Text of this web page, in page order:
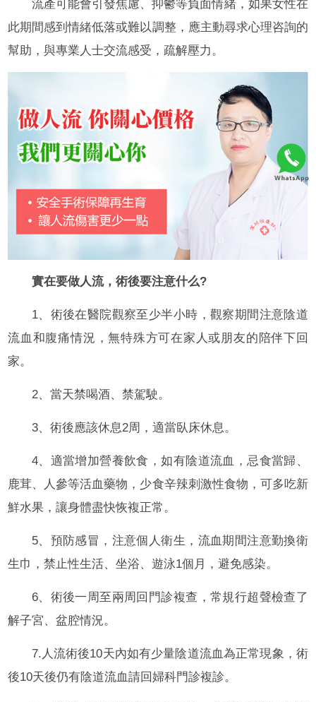
流產可能會引發焦慮、抑鬱等負面情緒，如果女性在
此期間感到情緒低落或難以調整，應主動尋求心理咨詢的
幫助，與專業人士交流感受，疏解壓力。
實在要做人流，術後要注意什么?
1、術後在醫院觀察至少半小時，觀察期間注意陰道
流血和腹痛情況，無特殊方可在家人或朋友的陪伴下回
家。
2、當天禁喝酒、禁駕駛。
3、術後應該休息2周，適當臥床休息。
4、適當增加營養飲食，如有陰道流血，忌食當歸、
鹿茸、人參等活血藥物，少食辛辣刺激性食物，可多吃新
鮮水果，讓身體盡快恢複正常。
5、預防感冒，注意個人衛生，流血期間注意勤換衛
生巾，禁止性生活、坐浴、遊泳1個月，避免感染。
6、術後一周至兩周回門診複查，常規行超聲檢查了
解子宮、盆腔情況。
7.人流術後10天內如有少量陰道流血為正常現象，術
後10天後仍有陰道流血請回婦科門診複診。